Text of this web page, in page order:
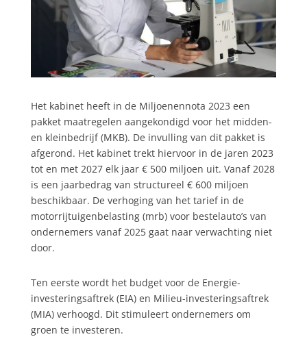
Het kabinet heeft in de Miljoenennota 2023 een
pakket maatregelen aangekondigd voor het midden-
en kleinbedrijf (MKB). De invulling van dit pakket is
afgerond. Het kabinet trekt hiervoor in de jaren 2023
tot en met 2027 elk jaar € 500 miljoen uit. Vanaf 2028
is een jaarbedrag van structureel € 600 miljoen
beschikbaar. De verhoging van het tarief in de
motorrijtuigenbelasting (mrb) voor bestelauto’s van
ondernemers vanaf 2025 gaat naar verwachting niet
door.
Ten eerste wordt het budget voor de Energie-
investeringsaftrek (EIA) en Milieu-investeringsaftrek
(MIA) verhoogd. Dit stimuleert ondernemers om
groen te investeren.